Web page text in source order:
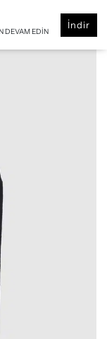
DEVAM EDIN
İndir